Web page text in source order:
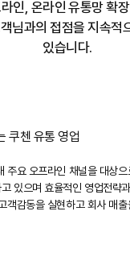
인, 온라인 유통망 확
님과의 접점을 지속적
있습니다.
쿠첸 유통 영업
주요 오프라인 채널을 대상
있으며 효율적인 영업전략
객감동을 실현하고 회사 매